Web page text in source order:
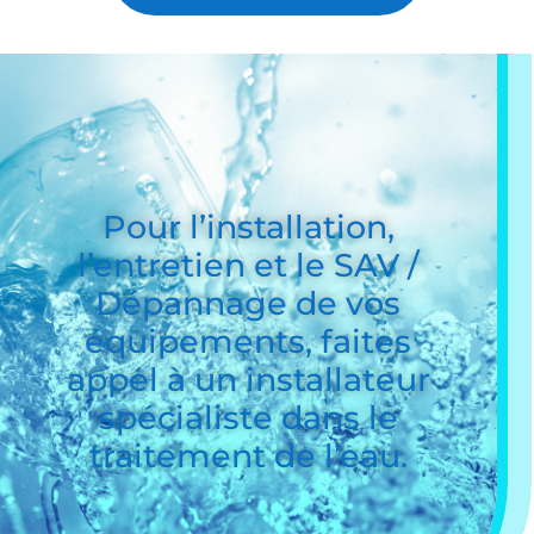
Pour l’installation,
l’entretien et le SAV /
Dépannage de vos
équipements, faites
appel à un installateur
spécialiste dans le
traitement de l’eau.